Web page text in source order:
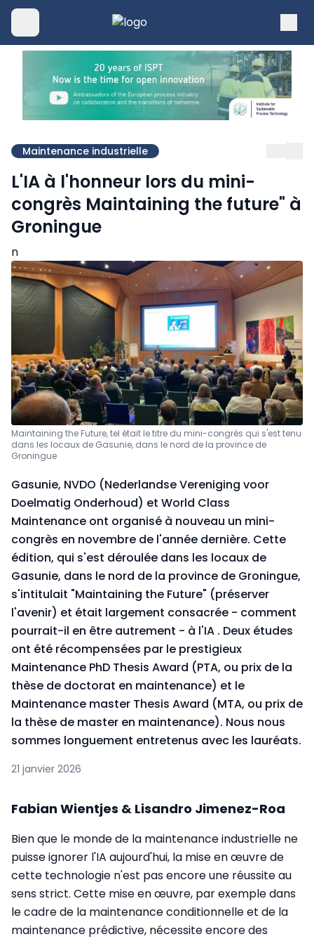
Maintenance industrielle
L'IA à l'honneur lors du mini-
congrès Maintaining the future" à
Groningue
n
Maintaining the Future, tel était le titre du mini-congrès qui s'est tenu
dans les locaux de Gasunie, dans le nord de la province de
Groningue
Gasunie, NVDO (Nederlandse Vereniging voor
Doelmatig Onderhoud) et World Class
Maintenance ont organisé à nouveau un mini-
congrès en novembre de l'année dernière. Cette
édition, qui s'est déroulée dans les locaux de
Gasunie, dans le nord de la province de Groningue,
s'intitulait "Maintaining the Future" (préserver
l'avenir) et était largement consacrée - comment
pourrait-il en être autrement - à l'IA . Deux études
ont été récompensées par le prestigieux
Maintenance PhD Thesis Award (PTA, ou prix de la
thèse de doctorat en maintenance) et le
Maintenance master Thesis Award (MTA, ou prix de
la thèse de master en maintenance). Nous nous
sommes longuement entretenus avec les lauréats.
21 janvier 2026
Fabian Wientjes & Lisandro Jimenez-Roa
Bien que le monde de la maintenance industrielle ne
puisse ignorer l'IA aujourd'hui, la mise en œuvre de
cette technologie n'est pas encore une réussite au
sens strict. Cette mise en œuvre, par exemple dans
le cadre de la maintenance conditionnelle et de la
maintenance prédictive, nécessite encore des